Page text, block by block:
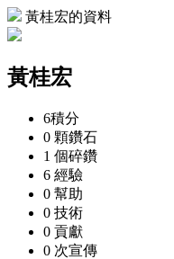
黃桂宏的資料
黃桂宏
6積分
0 顆鑽石
1 個碎鑽
6 經驗
0 幫助
0 技術
0 貢獻
0 次宣傳